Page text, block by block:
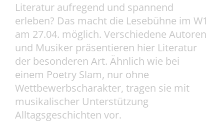
Literatur aufregend und spannend
erleben? Das macht die Lesebühne im W1
am 27.04. möglich. Verschiedene Autoren
und Musiker präsentieren hier Literatur
der besonderen Art. Ähnlich wie bei
einem Poetry Slam, nur ohne
Wettbewerbscharakter, tragen sie mit
musikalischer Unterstützung
Alltagsgeschichten vor.